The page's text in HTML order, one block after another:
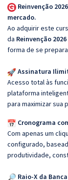
Reinvenção
mercado.
Ao adquirir este
da Reinvenção
forma de se
Assinatura
Acesso total às
plataforma
para maximizar sua
Cronograma
Com apenas um
configurado,
produtividade,
Raio-X da Banca